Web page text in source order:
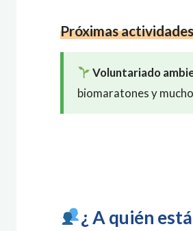
Próximas actividades
Voluntariado
biomaratones y
​¿ A quién